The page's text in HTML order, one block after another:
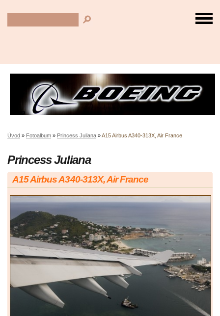
Úvod » Fotoalbum » Princess Juliana »A15 Airbus A340-313X, Air France
Princess Juliana
A15 Airbus A340-313X, Air France